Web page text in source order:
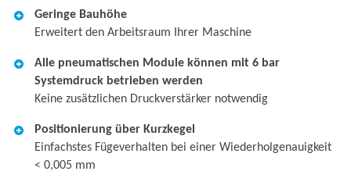
Geringe Bauhöhe
Erweitert den Arbeitsraum Ihrer Maschine
Alle pneumatischen Module können mit 6 bar
Systemdruck betrieben werden
Keine zusätzlichen Druckverstärker notwendig
Positionierung über Kurzkegel
Einfachstes Fügeverhalten bei einer Wiederholgenauigkeit
< 0,005 mm